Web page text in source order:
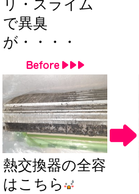
リ・スライム
で異臭
が・・・・
熱交換器の全容
はこちら